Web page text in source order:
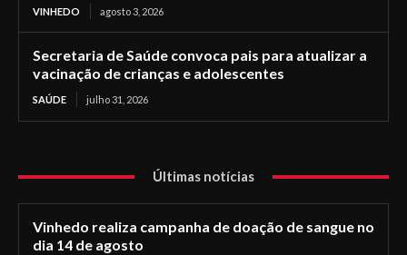
VINHEDO agosto 3, 2026
Secretaria de Saúde convoca pais para atualizar a
vacinação de crianças e adolescentes
SAÚDE julho 31, 2026
Últimas notícias
Vinhedo realiza campanha de doação de sangue no
dia 14 de agosto